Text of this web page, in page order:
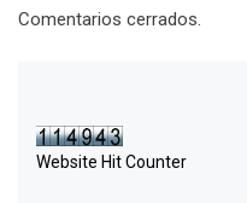
Comentarios cerrados.
Website Hit Counter